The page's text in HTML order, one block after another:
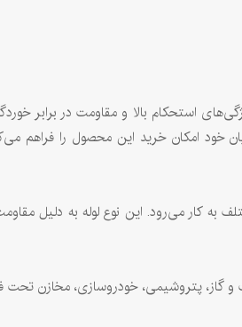
با ویژگی‌های استحکام بالا و مقاومت در
کار می‌رود. این نوع لوله به دلیل
پتروشیمی، خودروسازی، مخازن تحت